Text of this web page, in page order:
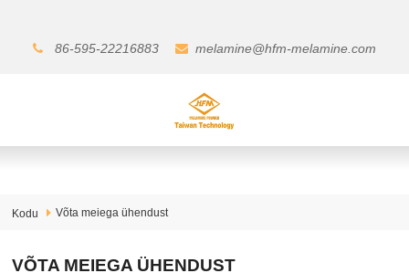
86-595-22216883 melamine@hfm-melamine.com
Kodu Võta meiega ühendust
VÕTA MEIEGA ÜHENDUST